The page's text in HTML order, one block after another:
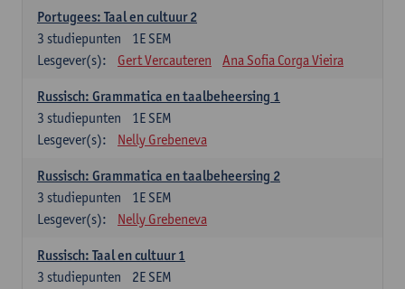
Portugees: Taal en cultuur 2
1E SEM
3 studiepunten
Lesgever(s):
Gert Vercauteren Ana Sofia Corga Vieira
Russisch: Grammatica en taalbeheersing 1
1E SEM
3 studiepunten
Lesgever(s):
Nelly Grebeneva
Russisch: Grammatica en taalbeheersing 2
1E SEM
3 studiepunten
Lesgever(s):
Nelly Grebeneva
Russisch: Taal en cultuur 1
2E SEM
3 studiepunten